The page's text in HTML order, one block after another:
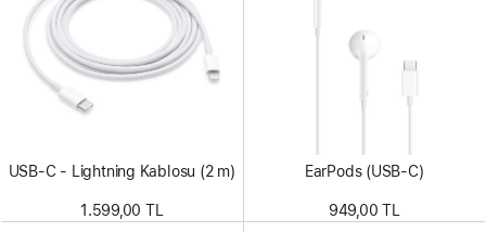
USB-C - Lightning Kablosu (2 m)
1.599,00 TL
EarPods (USB-C)
949,00 TL